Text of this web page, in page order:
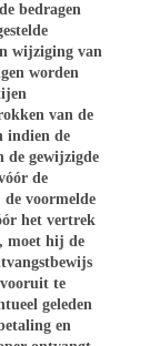
bedragen
wijziging van
worden
van de
indien de
de gewijzigde
de
voormelde
het vertrek
moet hij de
te
geleden
en